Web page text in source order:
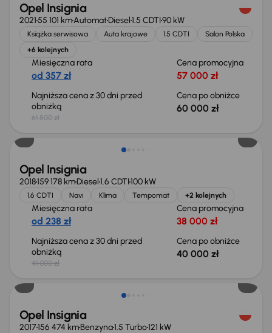
Opel Insignia
202155 101 kmAutomatDiesel1.5 CDTI90 kW
Książka serwisowa Auta krajowe 1.5 CDTI
Salon Polska
+6 kolejnych
Miesięczna rata
od 357 zł
Cena promocyjna
57 000 zł
Najniższa cena z 30 dni przed
obniżką
61 500 zł
Cena po obniżce
60 000 zł
Taniej o 1 000 zł
Opel Insignia
2018159 178 kmDiesel1.6 CDTI100 kW
1.6 CDTI Navi Klima Tempomat +2 kolejnych
Miesięczna rata
od 238 zł
Cena promocyjna
38 000 zł
Najniższa cena z 30 dni przed
obniżką
41 000 zł
Cena po obniżce
40 000 zł
Taniej o 1 000 zł
Opel Insignia
2017156 474 kmBenzyna1.5 Turbo121 kW